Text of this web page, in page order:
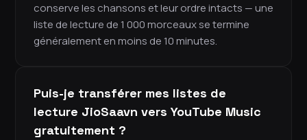
conserve les chansons et leur ordre intacts — une
liste de lecture de 1 000 morceaux se termine
généralement en moins de 10 minutes.
Puis-je transférer mes listes de
lecture JioSaavn vers YouTube Music
gratuitement ?